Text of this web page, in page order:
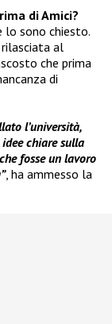
di Amici?
lo sono chiesto.
al
che prima
di
l’università,
chiare sulla
fosse un lavoro
, ha ammesso la